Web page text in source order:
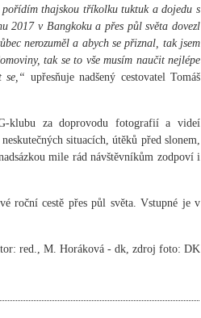
thajskou tříkolku tuktuk a dojedu s
2017 v Bangkoku a přes půl světa dovezl
nerozuměl a abych se přiznal, tak jsem
tak se to vše musím naučit nejlépe
se,“ upřesňuje nadšený cestovatel Tomáš
klubu za doprovodu fotografií a videí
situacích, útěků před slonem,
mile rád návštěvníkům zodpoví i
roční cestě přes půl světa. Vstupné je v
red., M. Horáková - dk, zdroj foto: DK